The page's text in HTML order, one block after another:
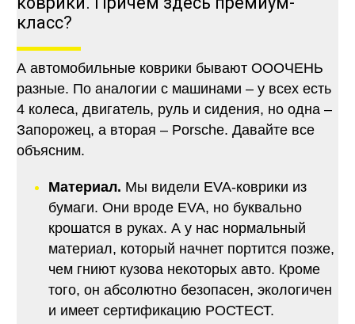
класс?
А автомобильные коврики бывают ОООЧЕНЬ
разные. По аналогии с машинами – у всех есть
4 колеса, двигатель, руль и сидения, но одна –
Запорожец, а вторая – Porsche. Давайте все
объясним.
Материал. Мы видели EVA-коврики из
бумаги. Они вроде EVA, но буквально
крошатся в руках. А у нас нормальный
материал, который начнет портится позже,
чем гниют кузова некоторых авто. Кроме
того, он абсолютно безопасен, экологичен
и имеет сертификацию РОСТЕСТ.